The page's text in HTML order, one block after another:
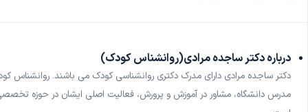
درباره دکتر ساجده مرادی(روانشناس کودک)
دکتر ساجده مرادی دارای مدرک دکتری روانشناسی کودک می باشند. روانشناس
مدرس دانشگاه، مشاور در آموزش و پرورش، فعالیت اصلی ایشان در حوزه